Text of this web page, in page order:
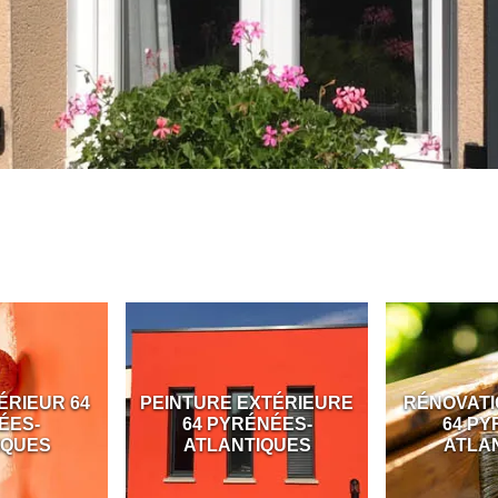
64
PEINTURE EXTÉRIEURE
64 PYRÉNÉES-
ATLANTIQUES
64